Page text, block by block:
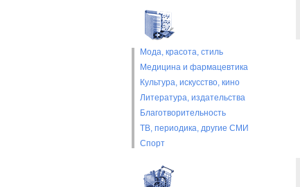
Мода, красота, стиль
Медицина и фармацевтика
Культура, искусство, кино
Литература, издательства
Благотворительность
ТВ, периодика, другие СМИ
Спорт